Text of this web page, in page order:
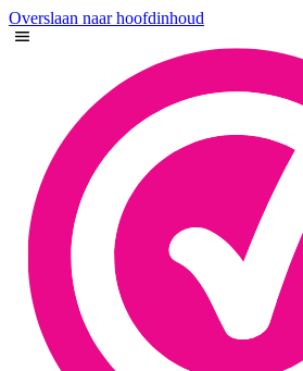
Overslaan naar hoofdinhoud